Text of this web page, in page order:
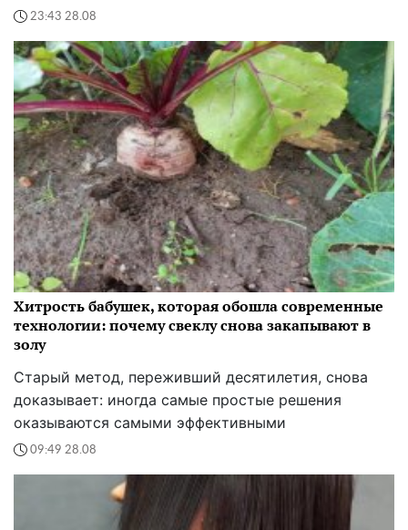
23:43 28.08
Хитрость бабушек, которая обошла современные
технологии: почему свеклу снова закапывают в
золу
Старый метод, переживший десятилетия, снова
доказывает: иногда самые простые решения
оказываются самыми эффективными
09:49 28.08